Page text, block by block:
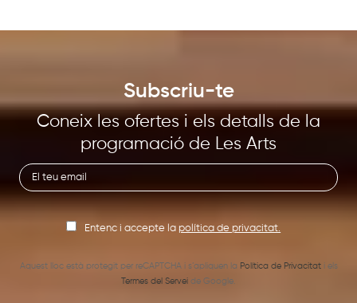
Subscriu-te
Coneix les ofertes i els detalls de la
programació de Les Arts
Entenc i accepte la política de privacitat.
Aquest lloc està protegit per reCAPTCHA i s’apliquen la Política de Privacitati els
Termes del Servei de Google.